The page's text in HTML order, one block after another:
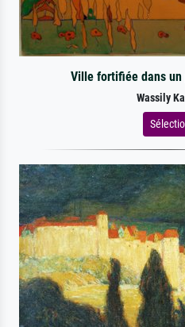
Ville fortifiée dans un
Wassily